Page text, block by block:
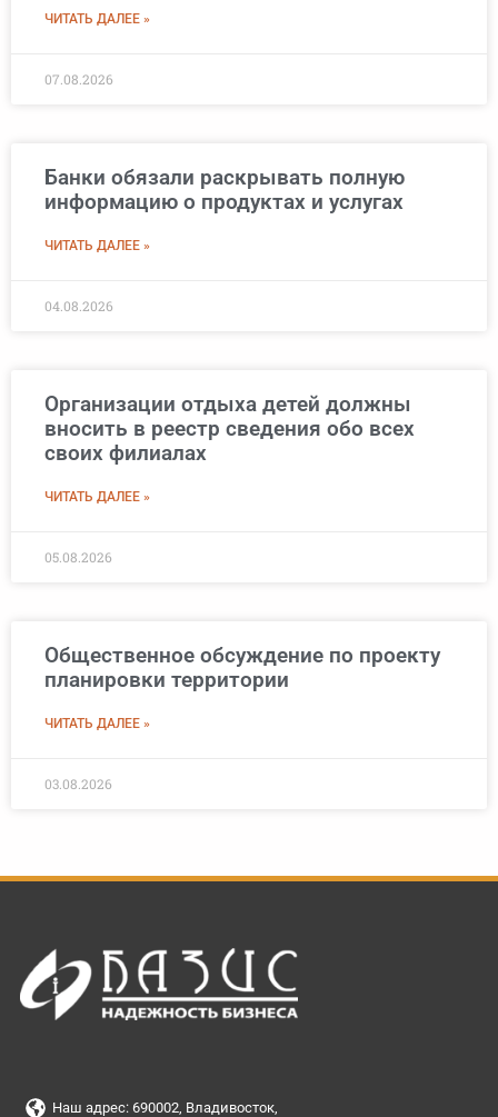
ЧИТАТЬ ДАЛЕЕ »
07.08.2026
Банки обязали раскрывать полную
информацию о продуктах и услугах
ЧИТАТЬ ДАЛЕЕ »
04.08.2026
Организации отдыха детей должны
вносить в реестр сведения обо всех
своих филиалах
ЧИТАТЬ ДАЛЕЕ »
05.08.2026
Общественное обсуждение по проекту
планировки территории
ЧИТАТЬ ДАЛЕЕ »
03.08.2026
Наш адрес: 690002, Владивосток,